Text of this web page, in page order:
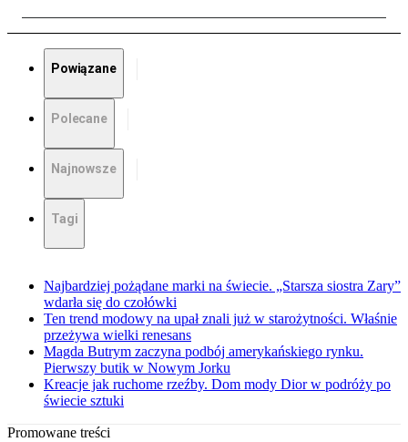
Powiązane
Polecane
Najnowsze
Tagi
Najbardziej pożądane marki na świecie. „Starsza siostra Zary”
wdarła się do czołówki
Ten trend modowy na upał znali już w starożytności. Właśnie
przeżywa wielki renesans
Magda Butrym zaczyna podbój amerykańskiego rynku.
Pierwszy butik w Nowym Jorku
Kreacje jak ruchome rzeźby. Dom mody Dior w podróży po
świecie sztuki
Promowane treści